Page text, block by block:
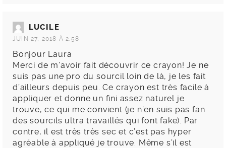
LUCILE
JUIN 27, 2018 À 2:58
Bonjour Laura
Merci de m’avoir fait découvrir ce crayon! Je ne
suis pas une pro du sourcil loin de là, je les fait
d’ailleurs depuis peu. Ce crayon est très facile à
appliquer et donne un fini assez naturel je
trouve, ce qui me convient (je n’en suis pas fan
des sourcils ultra travaillés qui font fake). Par
contre, il est très très sec et c’est pas hyper
agréable à appliqué je trouve. Même s’il est